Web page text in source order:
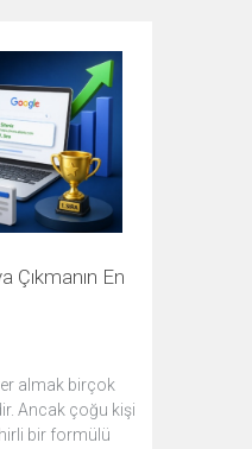
Çıkmanın En
almak birçok
Ancak çoğu kişi
bir formülü